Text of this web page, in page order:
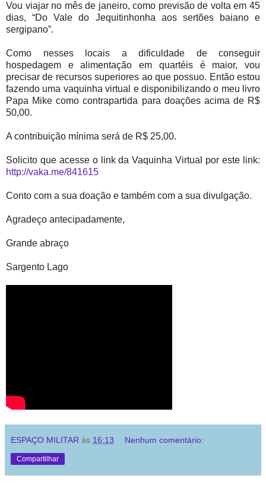
Vou viajar no mês de janeiro, como previsão de volta em 45
dias, “Do Vale do Jequitinhonha aos sertões baiano e
sergipano”.
Como nesses locais a dificuldade de conseguir
hospedagem e alimentação em quartéis é maior, vou
precisar de recursos superiores ao que possuo. Então estou
fazendo uma vaquinha virtual e disponibilizando o meu livro
Papa Mike como contrapartida para doações acima de R$
50,00.
A contribuição mínima será de R$ 25,00.
Solicito que acesse o link da Vaquinha Virtual por este link:
http://vaka.me/841615
Conto com a sua doação e também com a sua divulgação.
Agradeço antecipadamente,
Grande abraço
Sargento Lago
ESPAÇO MILITAR às 16:13 Nenhum comentário:
Compartilhar